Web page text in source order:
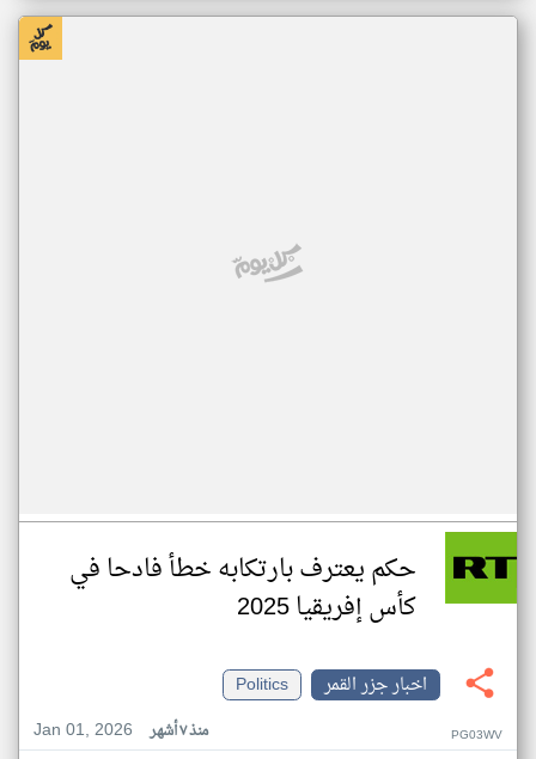
حكم يعترف بارتكابه خطأ فادحا في
كأس إفريقيا 2025
اخبار جزر القمر
Politics
Jan 01, 2026
منذ ٧ أشهر PG03WV